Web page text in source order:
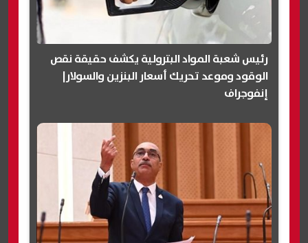
رئيس شعبة المواد البترولية يكشف حقيقة نقص
الوقود وموعد تحريك أسعار البنزين والسولار|
إنفوجراف